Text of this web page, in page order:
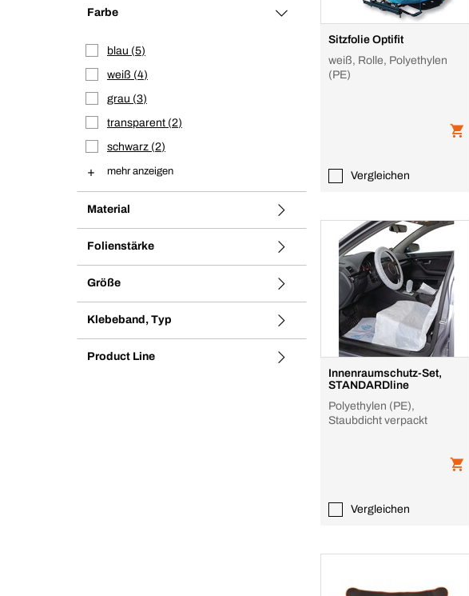
Farbe
blau 5
weiß 4
grau 3
transparent 2
schwarz 2
mehr anzeigen
Material
Folienstärke
Größe
Klebeband, Typ
Product Line
Sitzfolie Optifit
weiß, Rolle, Polyethylen
(PE)
Vergleichen
Innenraumschutz-Set,
STANDARDline
Polyethylen (PE),
Staubdicht verpackt
Vergleichen